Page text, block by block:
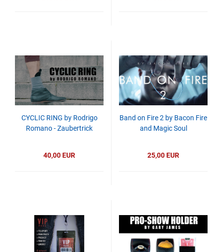
CYCLIC RING by Rodrigo
Romano - Zaubertrick
40,00 EUR
Band on Fire 2 by Bacon Fire
and Magic Soul
25,00 EUR